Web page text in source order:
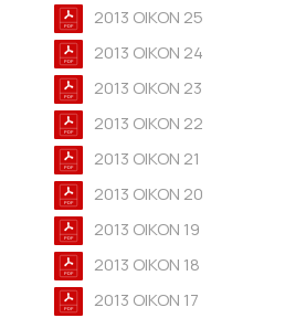
2013 OIKON 25
2013 OIKON 24
2013 OIKON 23
2013 OIKON 22
2013 OIKON 21
2013 OIKON 20
2013 OIKON 19
2013 OIKON 18
2013 OIKON 17